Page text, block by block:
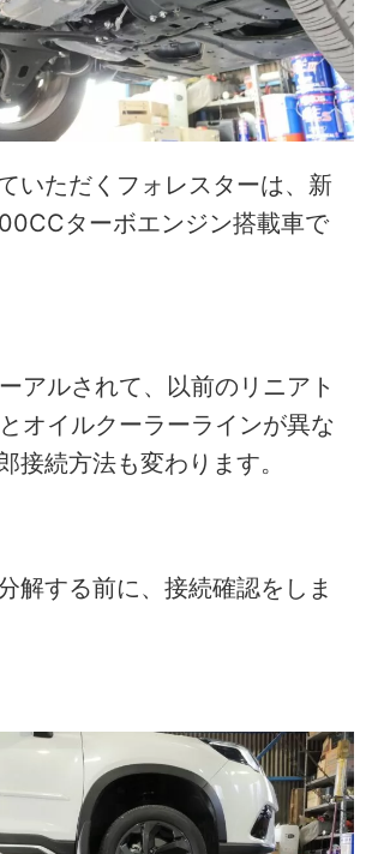
いただくフォレスターは、新
ターボエンジン搭載車で
アルされて、以前のリニアト
オイルクーラーラインが異な
接続方法も変わります。
解する前に、接続確認をしま